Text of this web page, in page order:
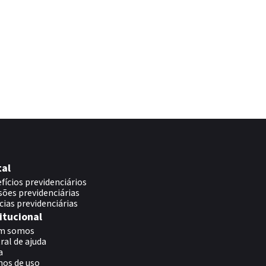
previdenciários
previdenciárias
previdenciárias
somos
de ajuda
de uso